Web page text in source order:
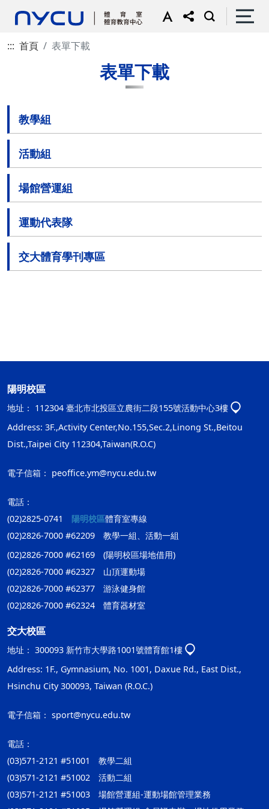
::: 首頁 表單下載
表單下載
教學組
活動組
場館營運組
運動代表隊
交大體育學刊專區
陽明校區
地址： 112304 臺北市北投區立農街二段155號活動中心3樓
Address: 3F.,Activity Center,No.155,Sec.2,Linong St.,Beitou
Dist.,Taipei City 112304,Taiwan(R.O.C)
電子信箱： peoffice.ym@nycu.edu.tw
電話：
(02)2825-0741 陽明校區體育室專線
(02)2826-7000 #62209 教學一組、活動一組
(02)2826-7000 #62169 (陽明校區場地借用)
(02)2826-7000 #62327 山頂運動場
(02)2826-7000 #62377 游泳健身館
(02)2826-7000 #62324 體育器材室
交大校區
地址： 300093 新竹市大學路1001號體育館1樓
Address: 1F., Gymnasium, No. 1001, Daxue Rd., East Dist.,
Hsinchu City 300093, Taiwan (R.O.C.)
電子信箱： sport@nycu.edu.tw
電話：
(03)571-2121 #51001 教學二組
(03)571-2121 #51002 活動二組
(03)571-2121 #51003 場館營運組-運動場館管理業務